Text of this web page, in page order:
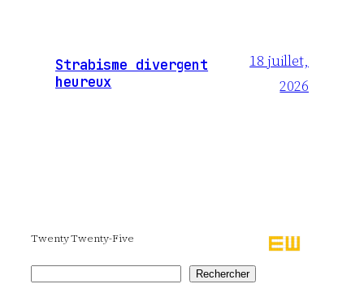
Strabisme divergent
heureux
18 juillet,
2026
Twenty Twenty-Five
Rechercher Rechercher